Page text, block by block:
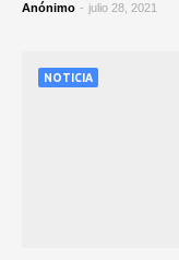
Anónimo - julio 28, 2021
NOTICIA